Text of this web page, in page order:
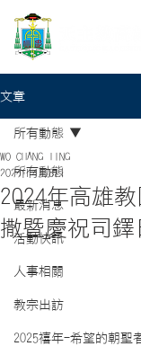
文章
所有動態
最新消息
活動快訊
人事相關
教宗出訪
2025禧年-希望的朝聖
所有動態
2024年高雄
撒暨慶祝司鐸
WO CHANG TING
2024年4月8日